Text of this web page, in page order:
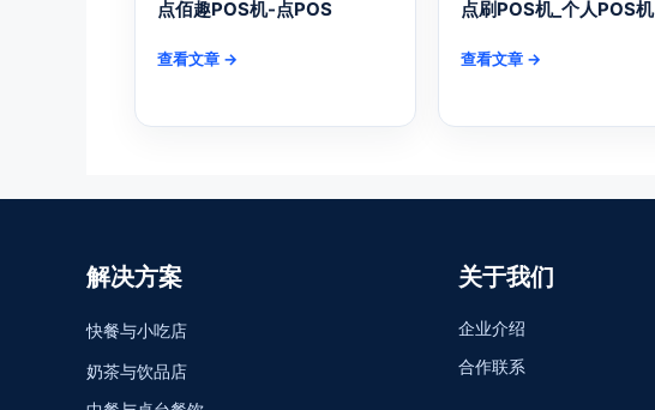
点佰趣POS机-点POS
查看文章 →
点刷POS机_个人POS机
查看文章 →
解决方案
快餐与小吃店
奶茶与饮品店
关于我们
企业介绍
合作联系